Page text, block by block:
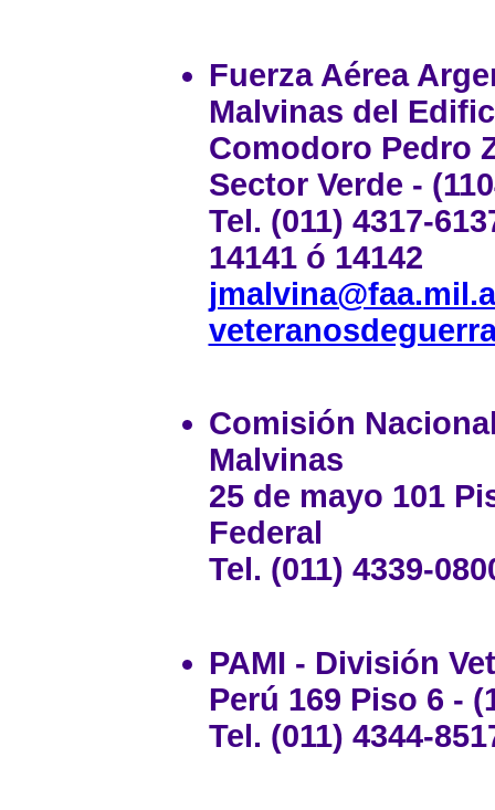
Fuerza Aérea
Malvinas del
Comodoro Pedro
Sector Verde -
Tel. (011) 4317-
14141 ó 14142
Comisión
Malvinas
25 de mayo 101
Federal
Tel. (011) 4339-
PAMI - División
Perú 169 Piso 6 -
Tel. (011) 4344-